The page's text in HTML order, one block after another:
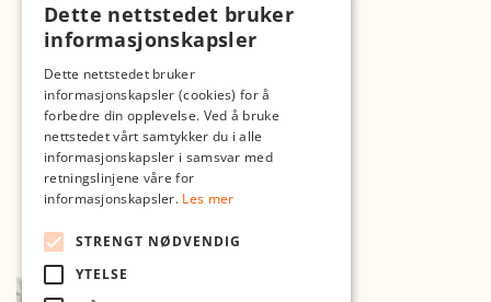
Med forbehold om skrive- og lagerfeil
Dette nettstedet bruker
informasjonskapsler
Dette nettstedet bruker
informasjonskapsler (cookies) for å
forbedre din opplevelse. Ved å bruke
nettstedet vårt samtykker du i alle
informasjonskapsler i samsvar med
retningslinjene våre for
informasjonskapsler. Les mer
STRENGT NØDVENDIG
YTELSE